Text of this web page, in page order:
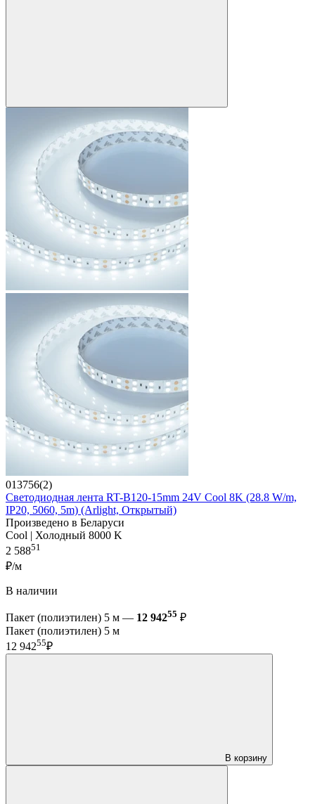
013756(2)
Светодиодная лента RT-B120-15mm 24V Cool 8K (28.8 W/m,
IP20, 5060, 5m) (Arlight, Открытый)
Произведено в Беларуси
Cool | Холодный 8000 K
2 58851
₽/м
В наличии
Пакет (полиэтилен) 5 м — 12 94255 ₽
Пакет (полиэтилен) 5 м
12 94255₽
В корзину